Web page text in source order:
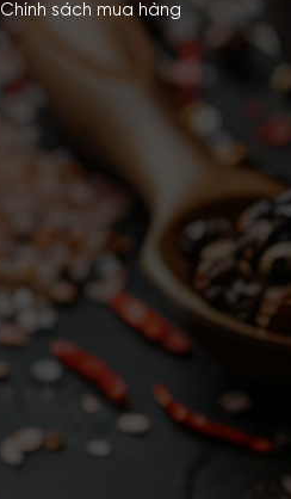
Chính sách mua hàng